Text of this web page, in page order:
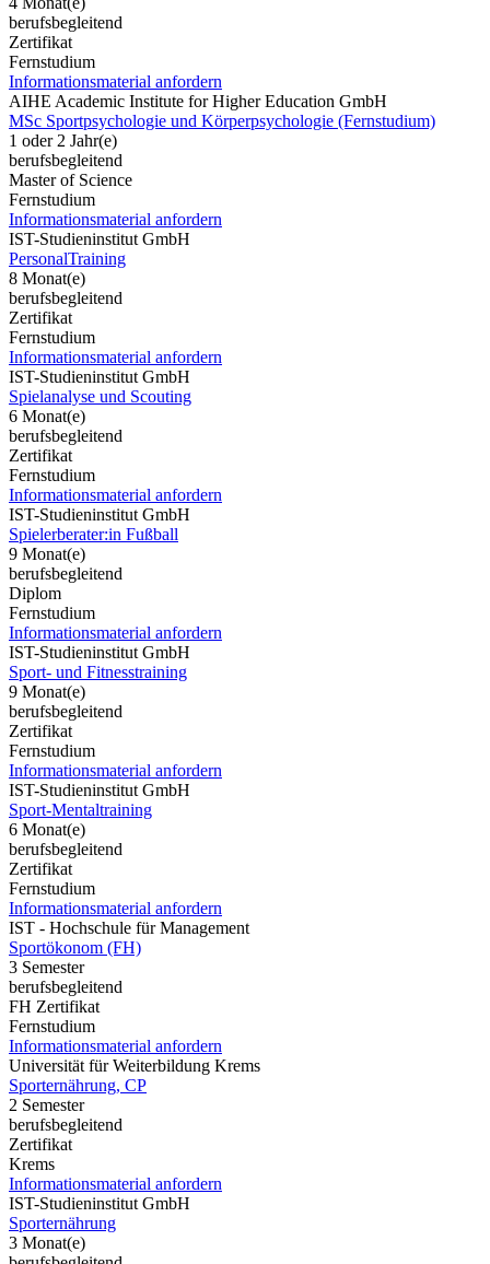
berufsbegleitend
Zertifikat
Fernstudium
Informationsmaterial anfordern
AIHE Academic Institute for Higher Education GmbH
MSc Sportpsychologie und Körperpsychologie (Fernstudium)
1 oder 2 Jahr(e)
berufsbegleitend
Master of Science
Fernstudium
Informationsmaterial anfordern
IST-Studieninstitut GmbH
PersonalTraining
8 Monat(e)
berufsbegleitend
Zertifikat
Fernstudium
Informationsmaterial anfordern
IST-Studieninstitut GmbH
Spielanalyse und Scouting
6 Monat(e)
berufsbegleitend
Zertifikat
Fernstudium
Informationsmaterial anfordern
IST-Studieninstitut GmbH
Spielerberater:in Fußball
9 Monat(e)
berufsbegleitend
Diplom
Fernstudium
Informationsmaterial anfordern
IST-Studieninstitut GmbH
Sport- und Fitnesstraining
9 Monat(e)
berufsbegleitend
Zertifikat
Fernstudium
Informationsmaterial anfordern
IST-Studieninstitut GmbH
Sport-Mentaltraining
6 Monat(e)
berufsbegleitend
Zertifikat
Fernstudium
Informationsmaterial anfordern
IST - Hochschule für Management
Sportökonom (FH)
3 Semester
berufsbegleitend
FH Zertifikat
Fernstudium
Informationsmaterial anfordern
Universität für Weiterbildung Krems
Sporternährung, CP
2 Semester
berufsbegleitend
Zertifikat
Krems
Informationsmaterial anfordern
IST-Studieninstitut GmbH
Sporternährung
3 Monat(e)